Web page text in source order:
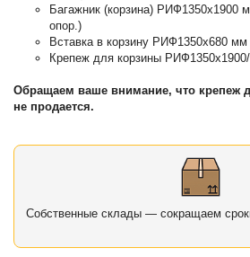
Багажник (корзина) РИФ1350х1900
опор.)
Вставка в корзину РИФ1350х680 мм
Крепеж для корзины
Обращаем ваше внимание, что крепеж
не продается.
Собственные склады — сокращаем